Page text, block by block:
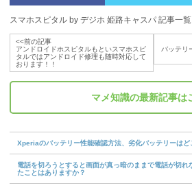
スマホスピタル by デジホ 姫路キャスパ 記事一覧
<<前の記事
アンドロイドホスピタルもといスマホスピ
タルではアンドロイド修理も随時対応して
おります！！
バッテリ
マメ知識の最新記事は
Xperiaのバッテリー性能確認方法、劣化バッテリーはど
電話を切ろうとすると画面が真っ暗のままで電話が切れ
たことはありますか？